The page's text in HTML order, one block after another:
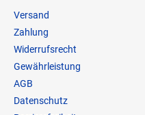
Versand
Zahlung
Widerrufsrecht
Gewährleistung
AGB
Datenschutz